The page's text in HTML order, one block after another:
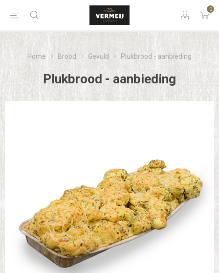
0
Home Brood Gevuld Plukbrood - aanbieding
Plukbrood - aanbieding